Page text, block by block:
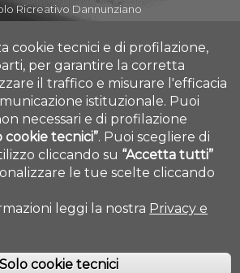
Ricreativo Dannunziano
Albo Pretorio Online
Trasparente
Mettiamoci la Faccia
elettronica
Cookie settings
Dove siamo
cookie tecnici e di profilazione,
per garantire la corretta
il traffico e misurare l'efficacia
istituzionale. Puoi
necessari e di profilazione
cookie tecnici”. Puoi scegliere di
cliccando su “Accetta tutti”
le tue scelte cliccando
leggi la nostra Privacy e
Solo cookie tecnici